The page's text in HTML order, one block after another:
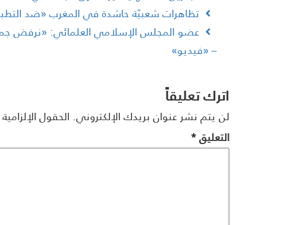
تظاهرات شعبيّة حاشدة في المغرب «ضد
عضو المجلس الإسلامي العلمائي: «نرفض
– «فيديو»
اترك تعليقاً
لن يتم نشر عنوان بريدك الإلكتروني. الحقول
التعليق*